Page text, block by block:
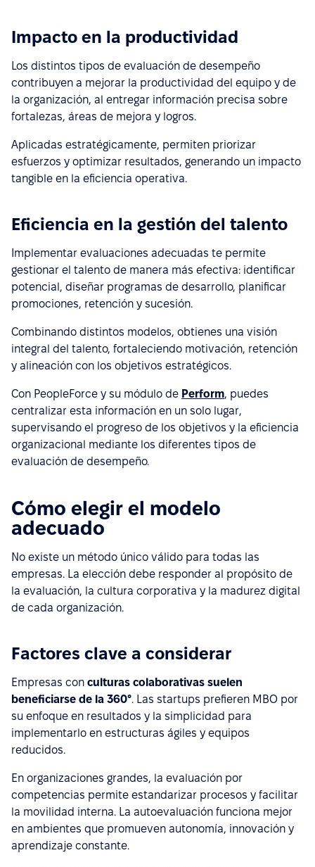
Impacto en la productividad
Los distintos tipos de evaluación de desempeño
contribuyen a mejorar la productividad del equipo y de
la organización, al entregar información precisa sobre
fortalezas, áreas de mejora y logros.
Aplicadas estratégicamente, permiten priorizar
esfuerzos y optimizar resultados, generando un impacto
tangible en la eficiencia operativa.
Eficiencia en la gestión del talento
Implementar evaluaciones adecuadas te permite
gestionar el talento de manera más efectiva: identificar
potencial, diseñar programas de desarrollo, planificar
promociones, retención y sucesión.
Combinando distintos modelos, obtienes una visión
integral del talento, fortaleciendo motivación, retención
y alineación con los objetivos estratégicos.
Con PeopleForce y su módulo de Perform, puedes
centralizar esta información en un solo lugar,
supervisando el progreso de los objetivos y la eficiencia
organizacional mediante los diferentes tipos de
evaluación de desempeño.
Cómo elegir el modelo
adecuado
No existe un método único válido para todas las
empresas. La elección debe responder al propósito de
la evaluación, la cultura corporativa y la madurez digital
de cada organización.
Factores clave a considerar
Empresas con culturas colaborativas suelen
beneficiarse de la 360°. Las startups prefieren MBO por
su enfoque en resultados y la simplicidad para
implementarlo en estructuras ágiles y equipos
reducidos.
En organizaciones grandes, la evaluación por
competencias permite estandarizar procesos y facilitar
la movilidad interna. La autoevaluación funciona mejor
en ambientes que promueven autonomía, innovación y
aprendizaje constante.